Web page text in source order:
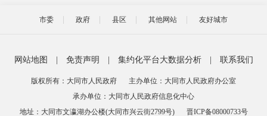
市委 政府 县区 其他网站 友好城市
网站地图 免责声明 集约化平台大数据分析 联系我们
版权所有：大同市人民政府
主办单位：大同市人民政府办公室
承办单位：大同市人民政府信息化中心
地址：大同市文瀛湖办公楼(大同市兴云街2799号)
晋ICP备08000733号